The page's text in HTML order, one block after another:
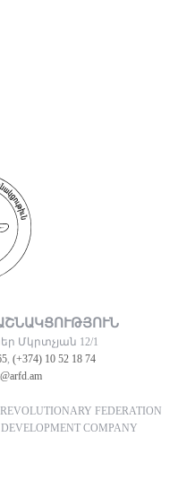
Մկրտչյան 12/1
, (+374) 10 52 18 74
FEDERATION
COMPANY